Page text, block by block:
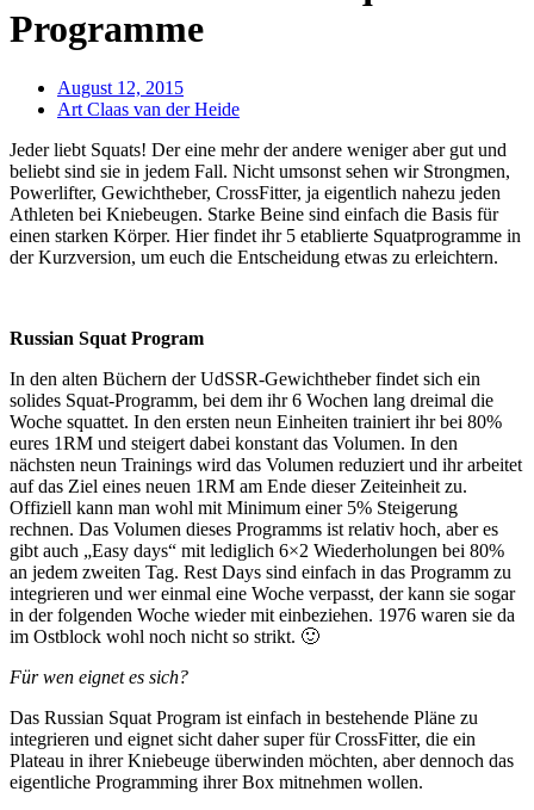
Programme
August 12, 2015
Art Claas van der Heide
Jeder liebt Squats! Der eine mehr der andere weniger aber gut und
beliebt sind sie in jedem Fall. Nicht umsonst sehen wir Strongmen,
Powerlifter, Gewichtheber, CrossFitter, ja eigentlich nahezu jeden
Athleten bei Kniebeugen. Starke Beine sind einfach die Basis für
einen starken Körper. Hier findet ihr 5 etablierte Squatprogramme in
der Kurzversion, um euch die Entscheidung etwas zu erleichtern.
Russian Squat Program
In den alten Büchern der UdSSR-Gewichtheber findet sich ein
solides Squat-Programm, bei dem ihr 6 Wochen lang dreimal die
Woche squattet. In den ersten neun Einheiten trainiert ihr bei 80%
eures 1RM und steigert dabei konstant das Volumen. In den
nächsten neun Trainings wird das Volumen reduziert und ihr arbeitet
auf das Ziel eines neuen 1RM am Ende dieser Zeiteinheit zu.
Offiziell kann man wohl mit Minimum einer 5% Steigerung
rechnen. Das Volumen dieses Programms ist relativ hoch, aber es
gibt auch „Easy days“ mit lediglich 6×2 Wiederholungen bei 80%
an jedem zweiten Tag. Rest Days sind einfach in das Programm zu
integrieren und wer einmal eine Woche verpasst, der kann sie sogar
in der folgenden Woche wieder mit einbeziehen. 1976 waren sie da
im Ostblock wohl noch nicht so strikt. 🙂
Für wen eignet es sich?
Das Russian Squat Program ist einfach in bestehende Pläne zu
integrieren und eignet sicht daher super für CrossFitter, die ein
Plateau in ihrer Kniebeuge überwinden möchten, aber dennoch das
eigentliche Programming ihrer Box mitnehmen wollen.